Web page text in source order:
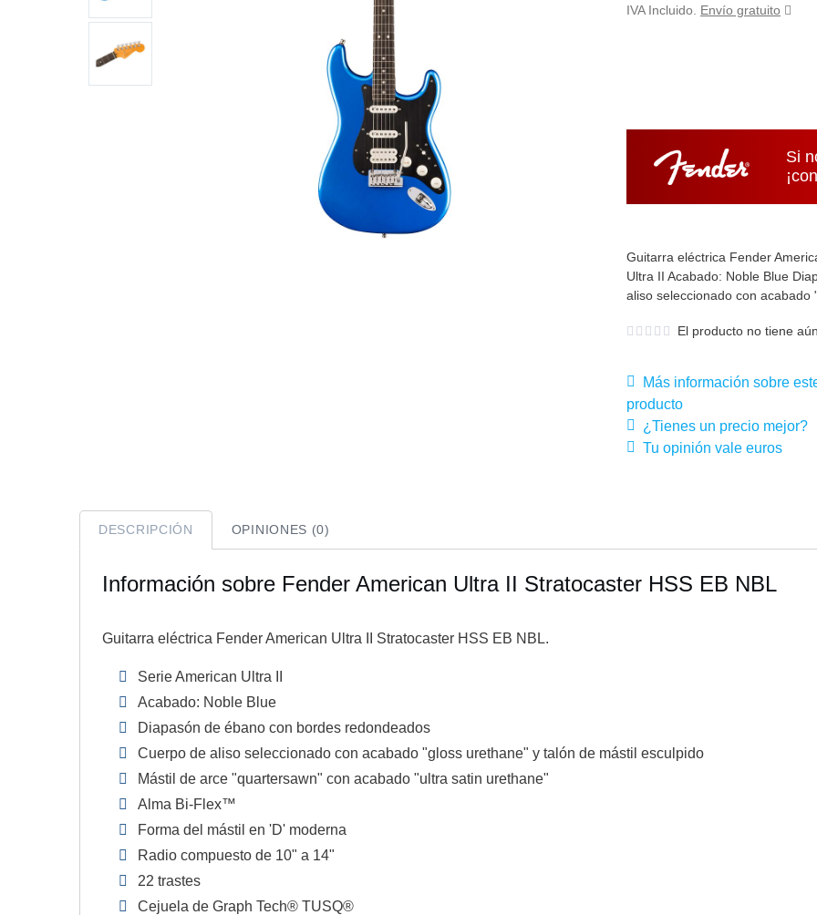
IVA Incluido. Envío gratuito
Si
Guitarra eléctrica Fender
Ultra II Acabado: Noble Blue
aliso seleccionado con acabado
El producto no tiene
Más información sobre
producto
¿Tienes un precio mejor?
Tu opinión vale euros
DESCRIPCIÓN OPINIONES (0)
Información sobre Fender American Ultra II Stratocaster HSS EB NBL
Guitarra eléctrica Fender American Ultra II Stratocaster HSS EB NBL.
Serie American Ultra II
Acabado: Noble Blue
Diapasón de ébano con bordes redondeados
Cuerpo de aliso seleccionado con acabado "gloss urethane" y talón de mástil esculpido
Mástil de arce "quartersawn" con acabado "ultra satin urethane"
Alma Bi-Flex™
Forma del mástil en 'D' moderna
Radio compuesto de 10" a 14"
22 trastes
Cejuela de Graph Tech® TUSQ®